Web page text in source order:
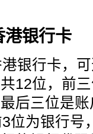
港银行卡
银行卡，
12位，前
后三位是
位为银行号